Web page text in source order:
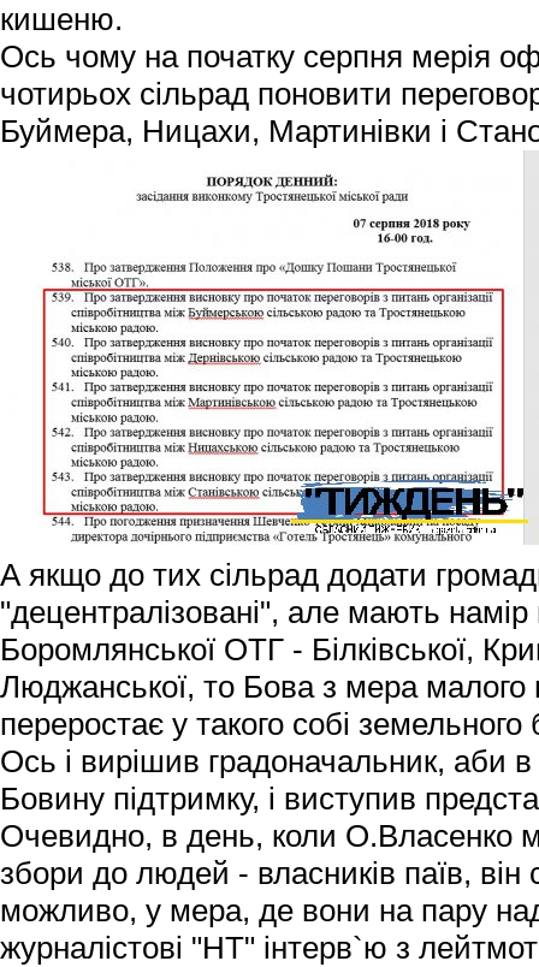
кишеню.
Ось чому на початку серпня мерія
чотирьох сільрад поновити
Буймера, Ницахи, Мартинівки і
А якщо до тих сільрад додати
"децентралізовані", але мають
Боромлянської ОТГ - Білківської,
Люджанської, то Бова з мера малого
переростає у такого собі земельного
Ось і вирішив градоначальник, аби в
Бовину підтримку, і виступив
Очевидно, в день, коли О.Власенко
збори до людей - власників паїв, він
можливо, у мера, де вони на пару
журналістові "НТ" інтерв`ю з